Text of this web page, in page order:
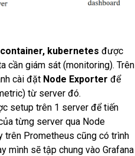
kubernetes được
cần giám sát (monitoring). Trên
cài đặt Node Exporter để
từ server đó.
setup trên 1 server để tiến
từng server qua Node
trên Prometheus cũng có trình
mình sẽ tập chung vào Grafana